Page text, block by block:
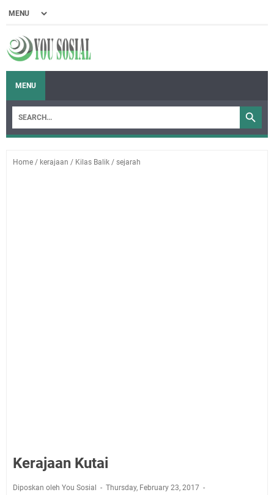
MENU
Home / kerajaan / Kilas Balik / sejarah
Kerajaan Kutai
Diposkan oleh You Sosial
Thursday, February 23, 2017